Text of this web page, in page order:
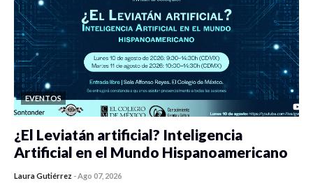
EVENTOS
¿El Leviatán artificial? Inteligencia
Artificial en el Mundo Hispanoamericano
Laura Gutiérrez -Ago 07, 2026